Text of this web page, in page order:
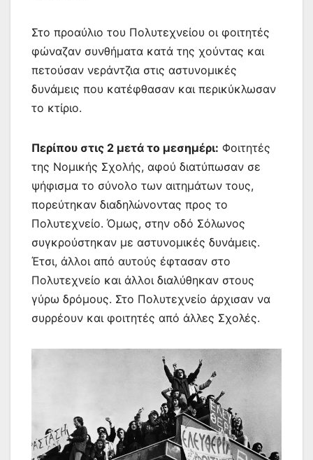
Στο προαύλιο του Πολυτεχνείου οι φοιτητές
φώναζαν συνθήματα κατά της χούντας και
πετούσαν νεράντζια στις αστυνομικές
δυνάμεις που κατέφθασαν και περικύκλωσαν
το κτίριο.
Περίπου στις 2 μετά το μεσημέρι: Φοιτητές
της Νομικής Σχολής, αφού διατύπωσαν σε
ψήφισμα το σύνολο των αιτημάτων τους,
πορεύτηκαν διαδηλώνοντας προς το
Πολυτεχνείο. Όμως, στην οδό Σόλωνος
συγκρούστηκαν με αστυνομικές δυνάμεις.
Έτσι, άλλοι από αυτούς έφτασαν στο
Πολυτεχνείο και άλλοι διαλύθηκαν στους
γύρω δρόμους. Στο Πολυτεχνείο άρχισαν να
συρρέουν και φοιτητές από άλλες Σχολές.